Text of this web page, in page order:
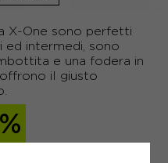
X-One sono perfetti
ed intermedi, sono
e una fodera in
il giusto